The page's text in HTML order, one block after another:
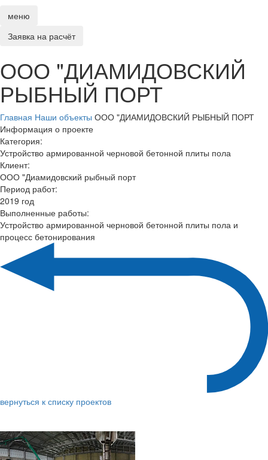
меню
Заявка на расчёт
ООО "ДИАМИДОВСКИЙ
РЫБНЫЙ ПОРТ
Главная Наши объекты ООО "ДИАМИДОВСКИЙ РЫБНЫЙ ПОРТ
Информация о проекте
Категория:
Устройство армированной черновой бетонной плиты пола
Клиент:
ООО "Диамидовский рыбный порт
Период работ:
2019 год
Выполненные работы:
Устройство армированной черновой бетонной плиты пола и
процесс бетонирования
вернуться к списку проектов